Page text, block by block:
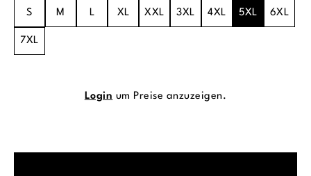
S M L XL XXL 3XL 4XL 5XL 6XL
7XL
Login um Preise anzuzeigen.